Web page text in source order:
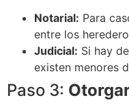
Notarial: Para
entre los
Judicial: Si hay
existen menores
Paso 3: